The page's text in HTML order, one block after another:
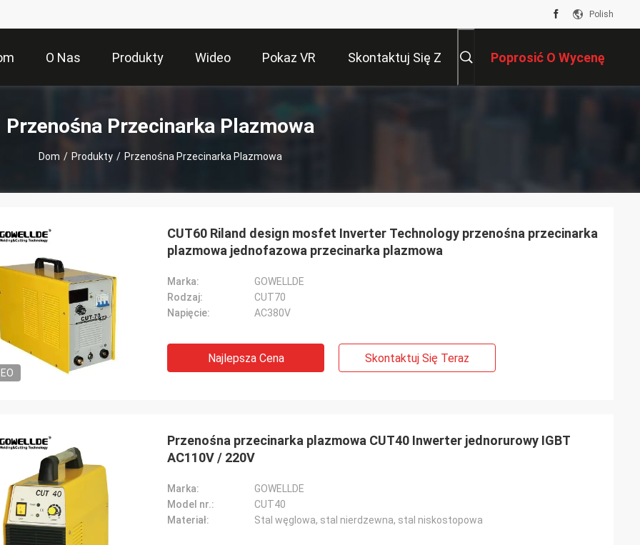
Polish
O Nas Produkty Wideo Pokaz VR Skontaktuj Się Z Poprosić O Wycenę
Przenośna Przecinarka Plazmowa
Dom / Produkty / Przenośna Przecinarka Plazmowa
CUT60 Riland design mosfet Inverter Technology przenośna przecinarka
plazmowa jednofazowa przecinarka plazmowa
Marka:
GOWELLDE
Rodzaj:
CUT70
Napięcie:
AC380V
Najlepsza Cena Skontaktuj Się Teraz
Przenośna przecinarka plazmowa CUT40 Inwerter jednorurowy IGBT
AC110V / 220V
Marka:
GOWELLDE
Model nr.:
CUT40
Materiał:
Stal węglowa, stal nierdzewna, stal niskostopowa